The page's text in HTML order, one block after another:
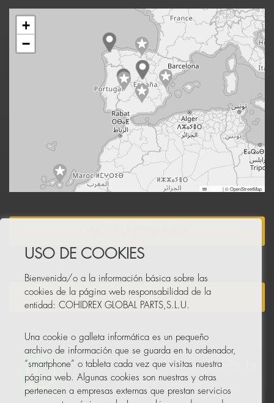
+
−
|© OpenStreetMap
NEWSLETTER
USO DE COOKIES
Bienvenida/o a la información básica sobre las
cookies de la página web responsabilidad de la
entidad: COHIDREX GLOBAL PARTS,S.L.U.
Una cookie o galleta informática es un pequeño
archivo de información que se guarda en tu ordenador,
“smartphone” o tableta cada vez que visitas nuestra
página web. Algunas cookies son nuestras y otras
pertenecen a empresas externas que prestan servicios